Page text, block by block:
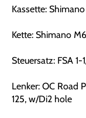
Kassette:
Kette: Shimano
Steuersatz: FSA
Lenker: OC Road
125, w/Di2 hole